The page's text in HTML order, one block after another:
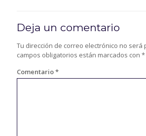
Deja un comentario
Tu dirección de correo electrónico no será
campos obligatorios están marcados con *
Comentario*